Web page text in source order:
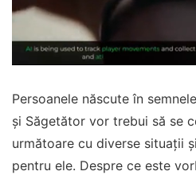
Persoanele născute în
și Săgetător vor trebui să se
următoare cu diverse situații
pentru ele. Despre ce este